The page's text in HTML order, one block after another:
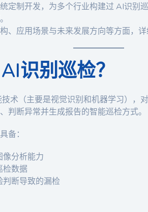
定制开发，为多个行业构建过 AI识别
、应用场景与未来发展方向等方面，
识别巡检？
术（主要是视觉识别和机器学习），
判断异常并生成报告的智能巡检方式。
备：
像分析能力
检数据
判断导致的漏检